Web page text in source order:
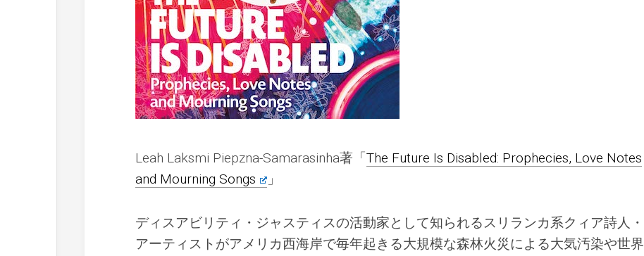
Leah Laksmi Piepzna-Samarasinha著「The Future Is Disabled: Prophecies, Love Notes
and Mourning Songs
」
ディスアビリティ・ジャスティスの活動家として知られるスリランカ系クィア詩人・
アーティストがアメリカ西海岸で毎年起きる大規模な森林火災による大気汚染や世界